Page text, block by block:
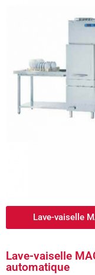
Lave-vaiselle
Lave-vaiselle
automatique